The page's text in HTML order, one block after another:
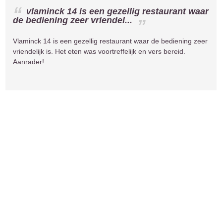
vlaminck 14 is een gezellig restaurant waar
de bediening zeer vriendel...
Vlaminck 14 is een gezellig restaurant waar de bediening zeer
vriendelijk is. Het eten was voortreffelijk en vers bereid.
Aanrader!